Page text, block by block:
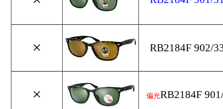
× RB2184F 902/
× 偏光RB2184F